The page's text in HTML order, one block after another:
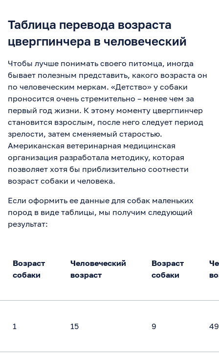
Таблица перевода возраста
цвергпинчера в человеческий
Чтобы лучше понимать своего питомца, иногда
бывает полезным представить, какого возраста он
по человеческим меркам. «Детство» у собаки
проносится очень стремительно – менее чем за
первый год жизни. К этому моменту цвергпинчер
становится взрослым, после него следует период
зрелости, затем сменяемый старостью.
Американская ветеринарная медицинская
организация разработала методику, которая
позволяет хотя бы приблизительно соотнести
возраст собаки и человека.
Если оформить ее данные для собак маленьких
пород в виде таблицы, мы получим следующий
результат:
Возраст
собаки
Человеческий
возраст
Возраст
собаки
1 15 9 49